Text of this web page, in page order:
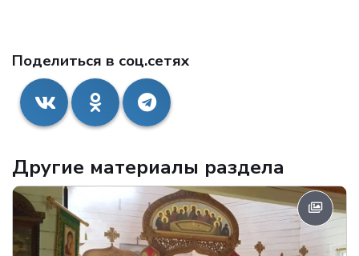
Поделиться в соц.сетях
Другие материалы раздела